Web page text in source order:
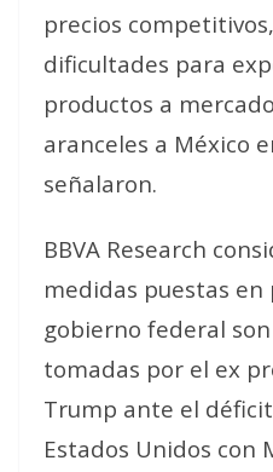
precios
dificultades para
productos a
aranceles a México
señalaron.
BBVA Research
medidas puestas
gobierno federal
tomadas por el ex
Trump ante el
Estados Unidos con